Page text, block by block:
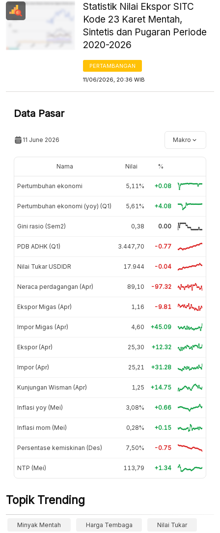
Statistik Nilai Ekspor SITC
Kode 23 Karet Mentah,
Sintetis dan Pugaran Periode
2020-2026
PERTAMBANGAN
11/06/2026, 20:36 WIB
Data Pasar
11 June 2026 Makro
Nama Nilai %
Pertumbuhan ekonomi 5,11% +0.08
Pertumbuhan ekonomi (yoy) (Q1) 5,61% +4.08
Gini rasio (Sem2) 0,38 0.00
PDB ADHK (Q1) 3.447,70 -0.77
Nilai Tukar USDIDR 17.944 -0.04
Neraca perdagangan (Apr) 89,10 -97.32
Ekspor Migas (Apr) 1,16 -9.81
Impor Migas (Apr) 4,60 +45.09
Ekspor (Apr) 25,30 +12.32
Impor (Apr) 25,21 +31.28
Kunjungan Wisman (Apr) 1,25 +14.75
Inflasi yoy (Mei) 3,08% +0.66
Inflasi mom (Mei) 0,28% +0.15
Persentase kemiskinan (Des) 7,50% -0.75
NTP (Mei) 113,79 +1.34
Topik Trending
Minyak Mentah Harga Tembaga Nilai Tukar